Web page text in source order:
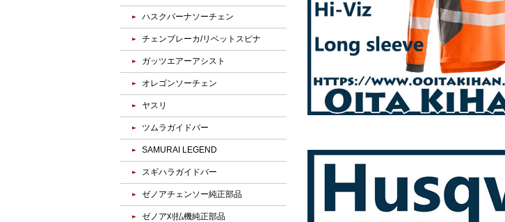
ハスクバーナソーチェン
チェンブレーカ/リベットスピナ
ガッツエアーアシスト
オレゴンソーチェン
ヤスリ
ツムラガイドバー
SAMURAI LEGEND
スギハラガイドバー
ゼノアチェンソー純正部品
ゼノア刈払機純正部品